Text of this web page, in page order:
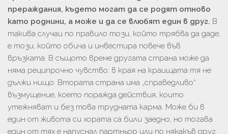
прераждания, където могат да се родят отново
като роднини, а може и да се влюбят един в друг. В
такива случаи по правило този, който трябва да даде,
е този, който обича и инвестира повече във
връзката. В същото време другата страна може да
няма реципрочно чувство: в края на краищата тя не
дължи нищо. Втората страна има „справедливо“
възмущение, което поражда действия, които
утежняват и без това трудната карма. Може би в
един от живота си хората са били заедно, но тогава
един от тях е напуснал партньор или по някакъв друг